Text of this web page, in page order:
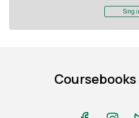
Sing
Coursebooks